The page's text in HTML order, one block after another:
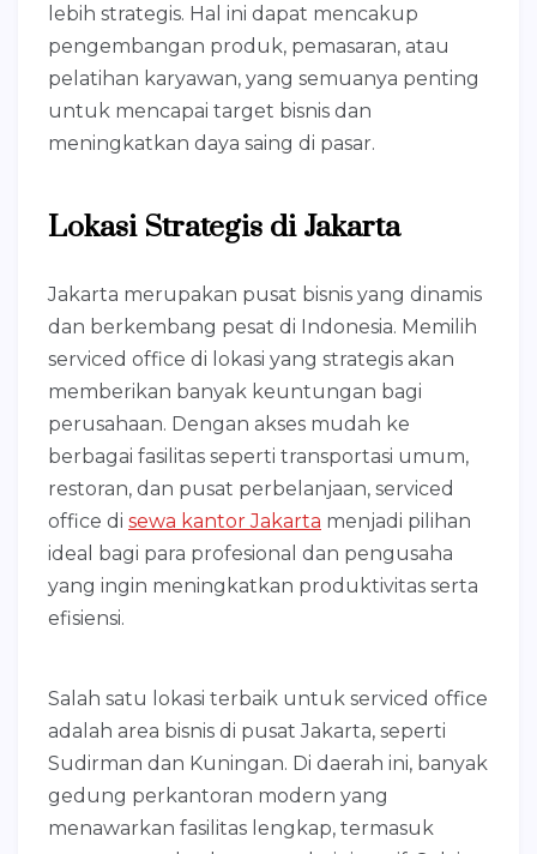
lebih strategis. Hal ini dapat mencakup
pengembangan produk, pemasaran, atau
pelatihan karyawan, yang semuanya penting
untuk mencapai target bisnis dan
meningkatkan daya saing di pasar.
Lokasi Strategis di Jakarta
Jakarta merupakan pusat bisnis yang dinamis
dan berkembang pesat di Indonesia. Memilih
serviced office di lokasi yang strategis akan
memberikan banyak keuntungan bagi
perusahaan. Dengan akses mudah ke
berbagai fasilitas seperti transportasi umum,
restoran, dan pusat perbelanjaan, serviced
office di sewa kantor Jakarta menjadi pilihan
ideal bagi para profesional dan pengusaha
yang ingin meningkatkan produktivitas serta
efisiensi.
Salah satu lokasi terbaik untuk serviced office
adalah area bisnis di pusat Jakarta, seperti
Sudirman dan Kuningan. Di daerah ini, banyak
gedung perkantoran modern yang
menawarkan fasilitas lengkap, termasuk